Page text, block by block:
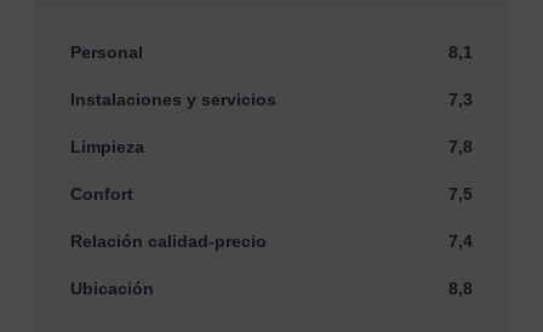
Personal 8,1
Instalaciones y servicios 7,3
Limpieza 7,8
Confort 7,5
Relación calidad-precio 7,4
Ubicación 8,8